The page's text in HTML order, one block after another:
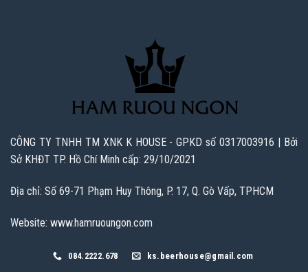
CÔNG TY TNHH TM XNK K HOUSE - GPKD số 0317003916 | Bởi
Sở KHĐT TP. Hồ Chí Minh cấp: 29/10/2021
Địa chỉ: Số 69-71 Phạm Huy Thông, P. 17, Q. Gò Vấp, TPHCM
Website: www.hamruoungon.com
084.2222.678 ks.beerhouse@gmail.com